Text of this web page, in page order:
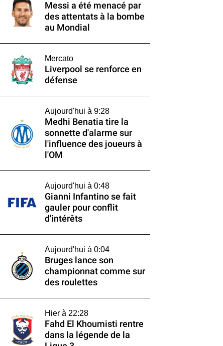
Messi a été menacé par
des attentats à la bombe
au Mondial
Mercato
Liverpool se renforce en
défense
Aujourd'hui à 9:28
Medhi Benatia tire la
sonnette d'alarme sur
l'influence des joueurs à
l'OM
Aujourd'hui à 0:48
Gianni Infantino se fait
gauler pour conflit
d'intérêts
Aujourd'hui à 0:04
Bruges lance son
championnat comme sur
des roulettes
Hier à 22:28
Fahd El Khoumisti rentre
dans la légende de la